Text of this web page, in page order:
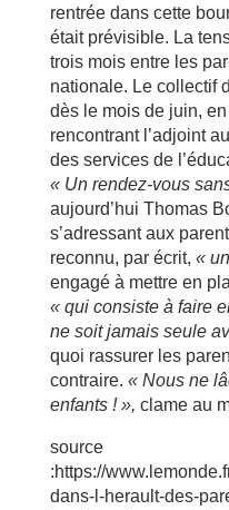
rentrée dans cette
était prévisible. La
trois mois entre les
nationale. Le collectif
dès le mois de juin,
rencontrant l’adjoint
des services de
« Un rendez-vous
aujourd’hui Thomas
s’adressant aux
reconnu, par écrit, «
engagé à mettre en
« qui consiste à faire
ne soit jamais seule
quoi rassurer les
contraire. « Nous ne
enfants ! », clame au
source
:https://
dans-l-herault-des-